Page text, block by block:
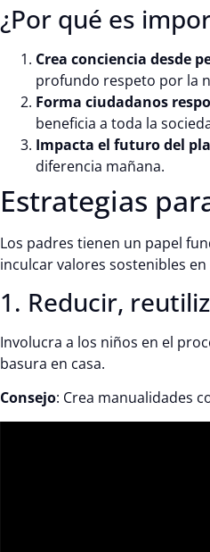
¿Por qué es
Crea conciencia desde
profundo respeto por la
Forma ciudadanos
beneficia a toda la
Impacta el futuro del
diferencia mañana.
Estrategias
Los padres tienen un papel
inculcar valores sostenibles en
1. Reducir,
Involucra a los niños en el
basura en casa.
Consejo: Crea manualidades